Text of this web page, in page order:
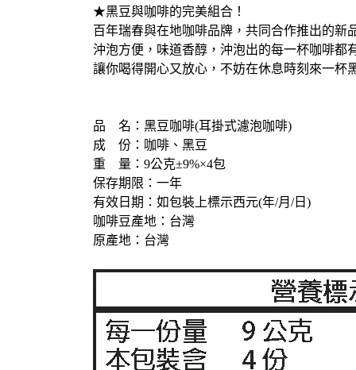
★黑豆與咖啡的完美組合！
百年瑞春與在地咖啡品牌，共同合作推出的新
沖泡方便，味道香醇，沖泡出的每一杯咖啡都
讓你喝得開心又放心，不妨在休息時刻來一杯
品 名：黑豆咖啡(耳掛式濾泡咖啡)
成 份：咖啡、黑豆
重 量：9公克±9%×4包
保存期限：一年
有效日期：如包裝上標示西元(年/月/日)
咖啡豆產地：台灣
原產地：台灣